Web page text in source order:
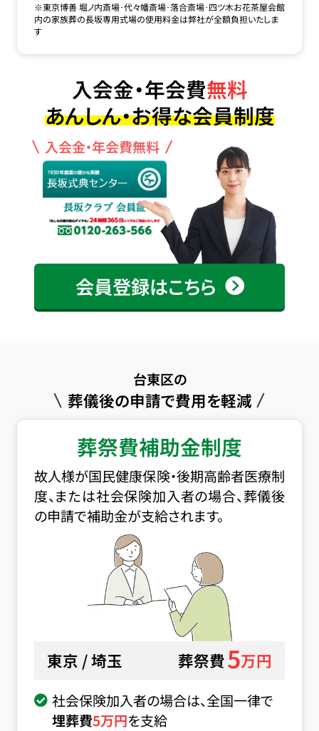
※東京博善 堀ノ内斎場･代々幡斎場･落合斎場･四ツ木お花茶屋会館
内の家族葬の長坂専用式場の使用料金は弊社が全額負担いたしま
す
入会金・年会費無料
あんしん・お得な会員制度
入会金・年会費無料
会員登録はこちら
台東区の
葬儀後の申請で費用を軽減
葬祭費補助金制度
故人様が国民健康保険・後期高齢者医療制
度、または社会保険加入者の場合、葬儀後
の申請で補助金が支給されます。
東京 / 埼玉 葬祭費5万円
社会保険加入者の場合は、全国一律で
埋葬費5万円を支給